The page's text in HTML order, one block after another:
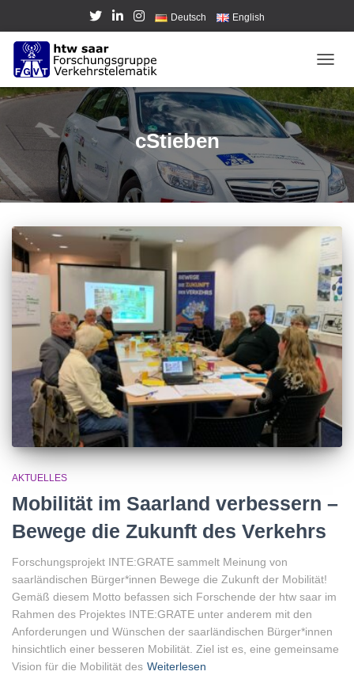
Deutsch English
cStieben
AKTUELLES
Mobilität im Saarland verbessern –
Bewege die Zukunft des Verkehrs
Forschungsprojekt INTE:GRATE sammelt Meinung von
saarländischen Bürger*innen Bewege die Zukunft der Mobilität!
Gemäß diesem Motto befassen sich Forschende der htw saar im
Rahmen des Projektes INTE:GRATE unter anderem mit den
Anforderungen und Wünschen der saarländischen Bürger*innen
hinsichtlich einer besseren Mobilität. Ziel ist es, eine gemeinsame
Vision für die Mobilität des Weiterlesen